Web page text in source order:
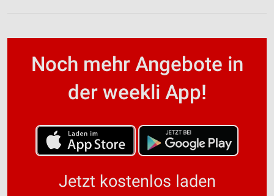
Noch mehr Angebote in
der weekli App!
Jetzt kostenlos laden